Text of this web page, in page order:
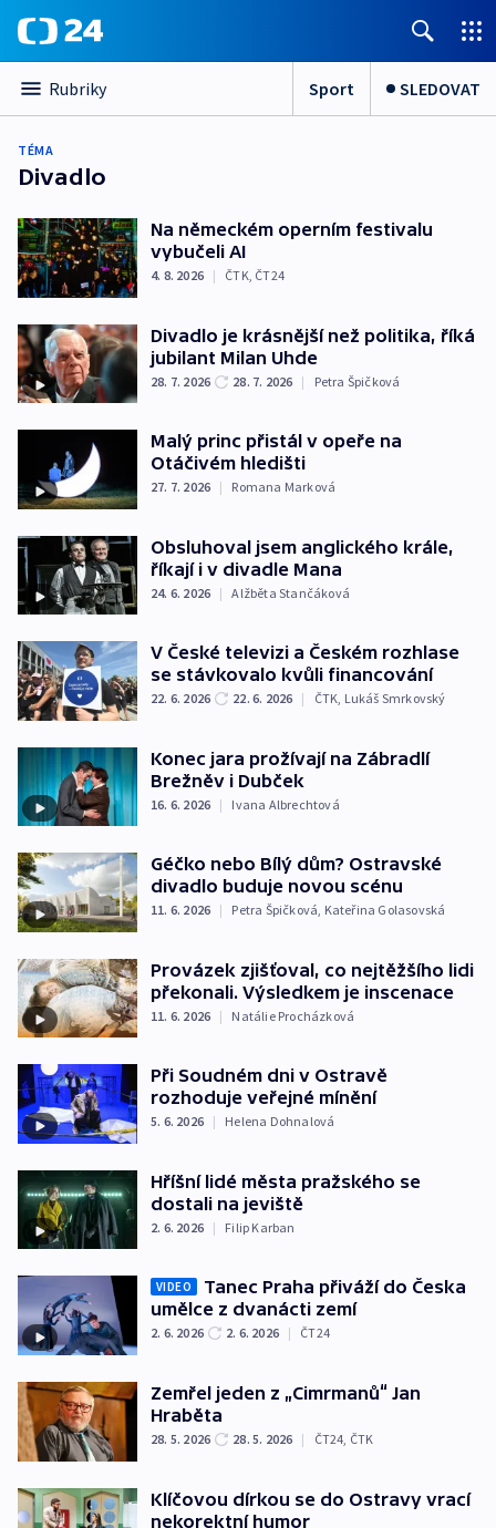
Rubriky Sport SLEDOVAT
TÉMA
Divadlo
Na německém operním festivalu
vybučeli AI
4. 8. 2026 | ČTK, ČT24
Divadlo je krásnější než politika, říká
jubilant Milan Uhde
28. 7. 2026 28. 7. 2026 | Petra Špičková
Malý princ přistál v opeře na
Otáčivém hledišti
27. 7. 2026 | Romana Marková
Obsluhoval jsem anglického krále,
říkají i v divadle Mana
24. 6. 2026 | Alžběta Stančáková
V České televizi a Českém rozhlase
se stávkovalo kvůli financování
22. 6. 2026 22. 6. 2026 | ČTK, Lukáš Smrkovský
Konec jara prožívají na Zábradlí
Brežněv i Dubček
16. 6. 2026 | Ivana Albrechtová
Géčko nebo Bílý dům? Ostravské
divadlo buduje novou scénu
11. 6. 2026 | Petra Špičková, Kateřina Golasovská
Provázek zjišťoval, co nejtěžšího lidi
překonali. Výsledkem je inscenace
11. 6. 2026 | Natálie Procházková
Při Soudném dni v Ostravě
rozhoduje veřejné mínění
5. 6. 2026 | Helena Dohnalová
Hříšní lidé města pražského se
dostali na jeviště
2. 6. 2026 | Filip Karban
VIDEO
Tanec Praha přiváží do Česka
umělce z dvanácti zemí
2. 6. 2026 2. 6. 2026 | ČT24
Zemřel jeden z „Cimrmanů“ Jan
Hraběta
28. 5. 2026 28. 5. 2026 | ČT24, ČTK
Klíčovou dírkou se do Ostravy vrací
nekorektní humor